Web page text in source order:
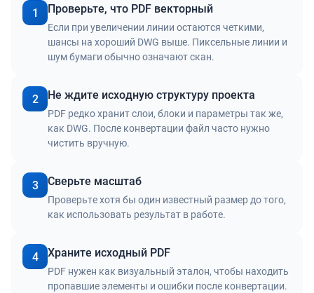
1 Проверьте, что PDF векторный
Если при увеличении линии остаются четкими,
шансы на хороший DWG выше. Пиксельные линии и
шум бумаги обычно означают скан.
2 Не ждите исходную структуру проекта
PDF редко хранит слои, блоки и параметры так же,
как DWG. После конвертации файл часто нужно
чистить вручную.
3 Сверьте масштаб
Проверьте хотя бы один известный размер до того,
как использовать результат в работе.
4 Храните исходный PDF
PDF нужен как визуальный эталон, чтобы находить
пропавшие элементы и ошибки после конвертации.